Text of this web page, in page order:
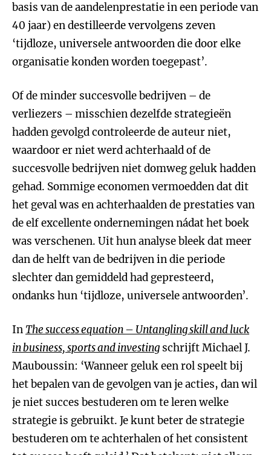
basis van de aandelenprestatie in een periode van
40 jaar) en destilleerde vervolgens zeven
‘tijdloze, universele antwoorden die door elke
organisatie konden worden toegepast’.
Of de minder succesvolle bedrijven – de
verliezers – misschien dezelfde strategieën
hadden gevolgd controleerde de auteur niet,
waardoor er niet werd achterhaald of de
succesvolle bedrijven niet domweg geluk hadden
gehad. Sommige economen vermoedden dat dit
het geval was en achterhaalden de prestaties van
de elf excellente ondernemingen nádat het boek
was verschenen. Uit hun analyse bleek dat meer
dan de helft van de bedrijven in die periode
slechter dan gemiddeld had gepresteerd,
ondanks hun ‘tijdloze, universele antwoorden’.
In The success equation – Untangling skill and luck
in business, sports and investing schrijft Michael J.
Mauboussin: ‘Wanneer geluk een rol speelt bij
het bepalen van de gevolgen van je acties, dan wil
je niet succes bestuderen om te leren welke
strategie is gebruikt. Je kunt beter de strategie
bestuderen om te achterhalen of het consistent